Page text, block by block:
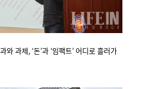
과제, ‘돈’과 ‘임팩트’ 어디로 흘러가